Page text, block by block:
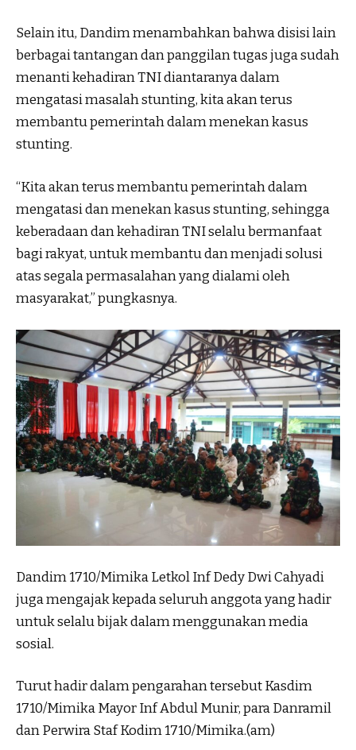
Selain itu, Dandim menambahkan bahwa disisi lain
berbagai tantangan dan panggilan tugas juga sudah
menanti kehadiran TNI diantaranya dalam
mengatasi masalah stunting, kita akan terus
membantu pemerintah dalam menekan kasus
stunting.
“Kita akan terus membantu pemerintah dalam
mengatasi dan menekan kasus stunting, sehingga
keberadaan dan kehadiran TNI selalu bermanfaat
bagi rakyat, untuk membantu dan menjadi solusi
atas segala permasalahan yang dialami oleh
masyarakat,” pungkasnya.
Dandim 1710/Mimika Letkol Inf Dedy Dwi Cahyadi
juga mengajak kepada seluruh anggota yang hadir
untuk selalu bijak dalam menggunakan media
sosial.
Turut hadir dalam pengarahan tersebut Kasdim
1710/Mimika Mayor Inf Abdul Munir, para Danramil
dan Perwira Staf Kodim 1710/Mimika.(am)